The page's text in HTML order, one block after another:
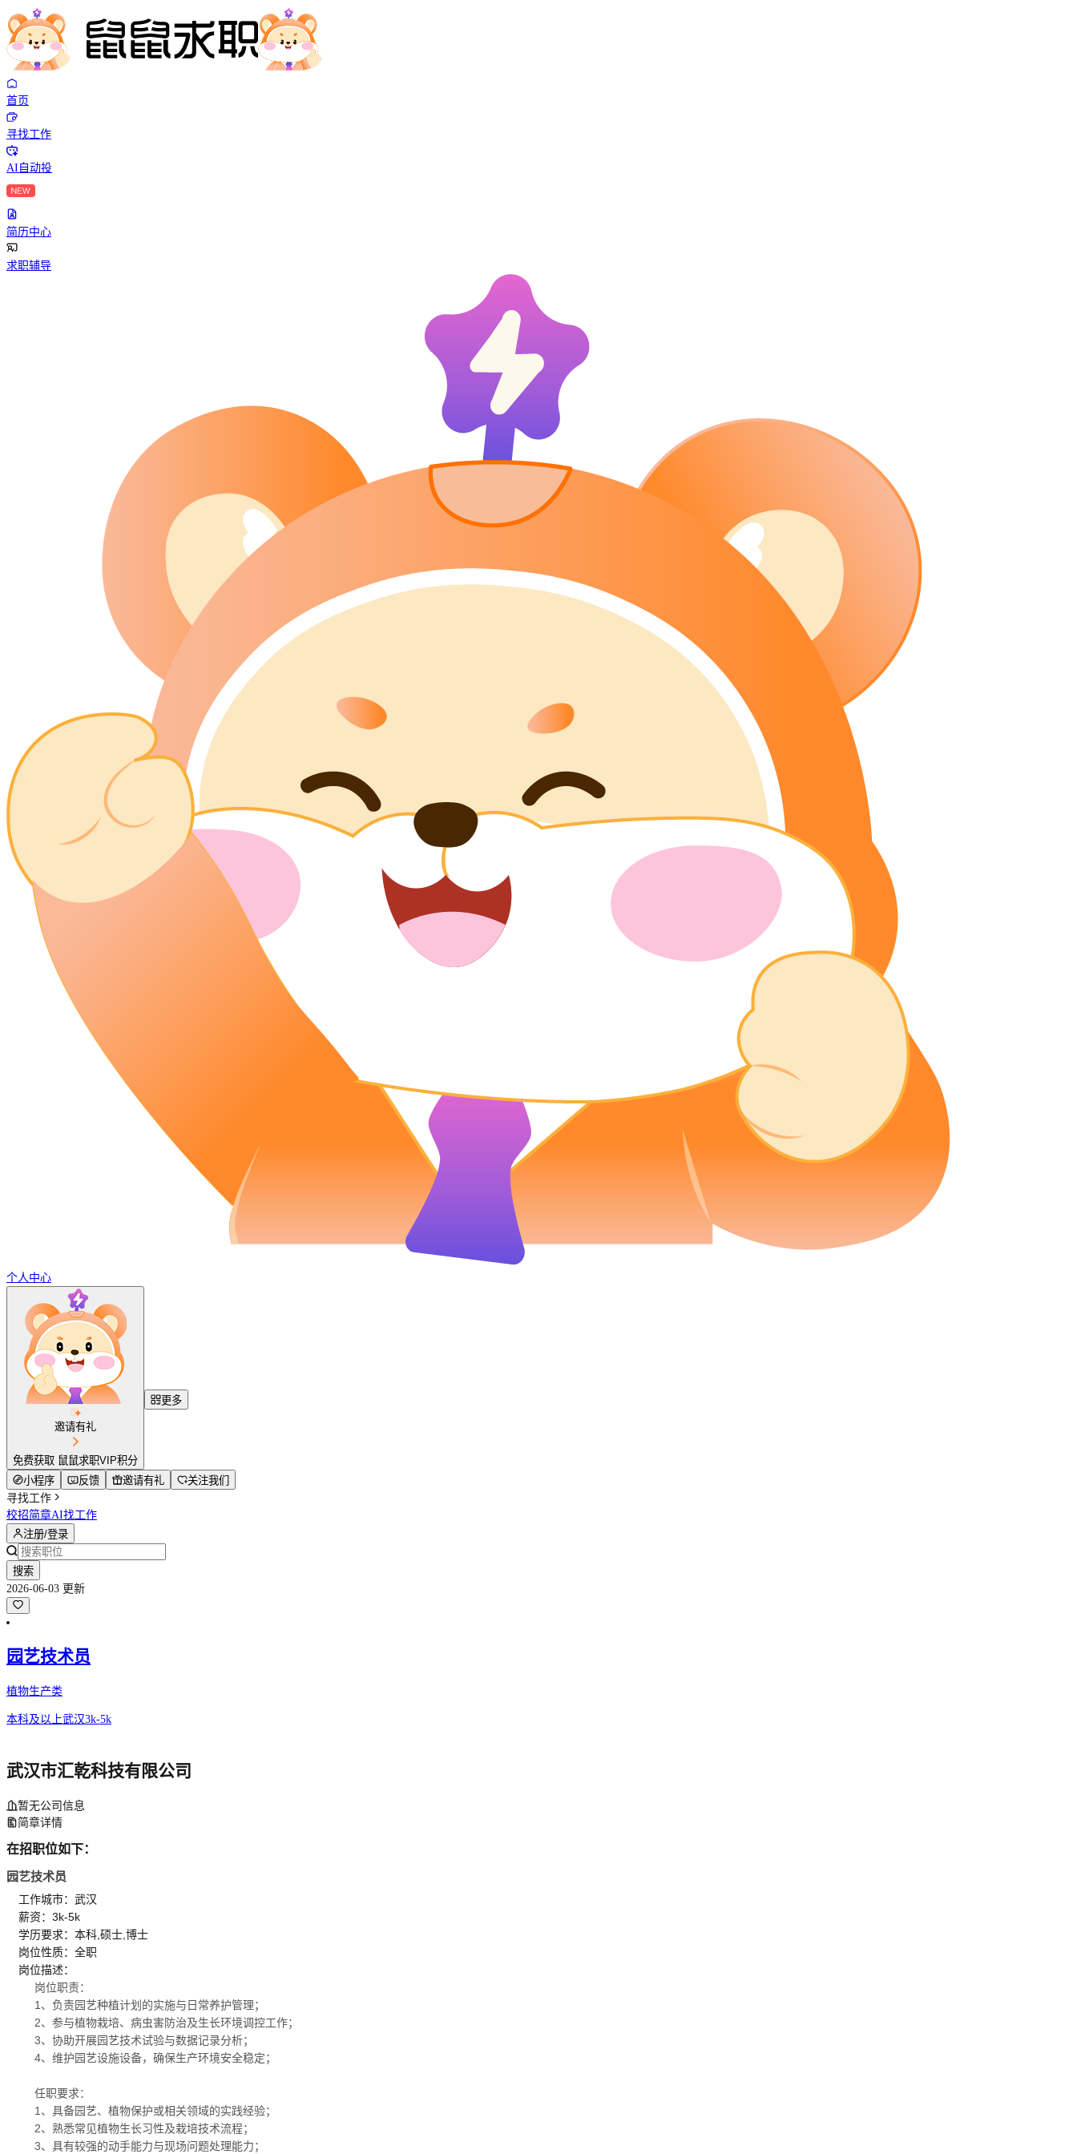
首页
寻找工作
AI自动投
简历中心
求职辅导
个人中心
邀请有礼
免费获取 鼠鼠求职VIP积分
更多
小程序 反馈 邀请有礼
关注我们
寻找工作
校招简章AI找工作
注册/登录
搜索
2026-06-03 更新
园艺技术员
植物生产类
本科及以上武汉3k-5k
武汉市汇乾科技有限公司
暂无公司信息
简章详情
在招职位如下：
园艺技术员
工作城市：武汉
薪资：3k-5k
学历要求：本科,硕士,博士
岗位性质：全职
岗位描述：
岗位职责：
1、负责园艺种植计划的实施与日常养护管理；
2、参与植物栽培、病虫害防治及生长环境调控工作；
3、协助开展园艺技术试验与数据记录分析；
4、维护园艺设施设备，确保生产环境安全稳定；
任职要求：
1、具备园艺、植物保护或相关领域的实践经验；
2、熟悉常见植物生长习性及栽培技术流程；
3、具有较强的动手能力与现场问题处理能力；